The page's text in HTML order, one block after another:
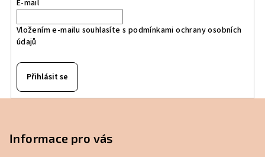
E-mail
Vložením e-mailu souhlasíte s podmínkami ochrany osobních
údajů
Přihlásit se
Informace pro vás